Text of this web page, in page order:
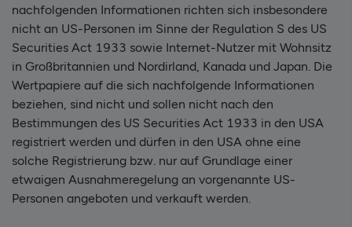
nachfolgenden Informationen richten sich insbesondere
nicht an US-Personen im Sinne der Regulation S des US
Securities Act 1933 sowie Internet-Nutzer mit Wohnsitz
in Großbritannien und Nordirland, Kanada und Japan. Die
Wertpapiere auf die sich nachfolgende Informationen
beziehen, sind nicht und sollen nicht nach den
Bestimmungen des US Securities Act 1933 in den USA
registriert werden und dürfen in den USA ohne eine
solche Registrierung bzw. nur auf Grundlage einer
etwaigen Ausnahmeregelung an vorgenannte US-
Personen angeboten und verkauft werden.